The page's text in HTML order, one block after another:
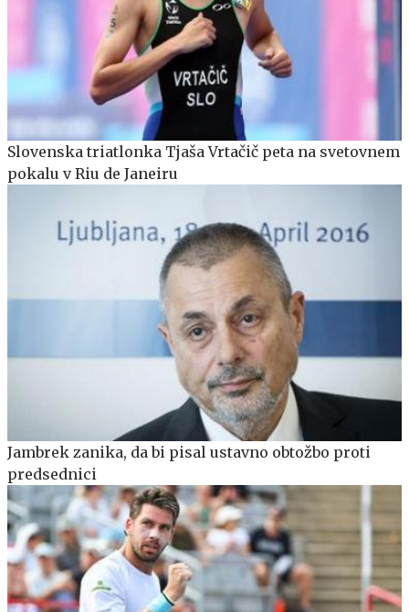
Slovenska triatlonka Tjaša Vrtačič peta na svetovnem
pokalu v Riu de Janeiru
Jambrek zanika, da bi pisal ustavno obtožbo proti
predsednici